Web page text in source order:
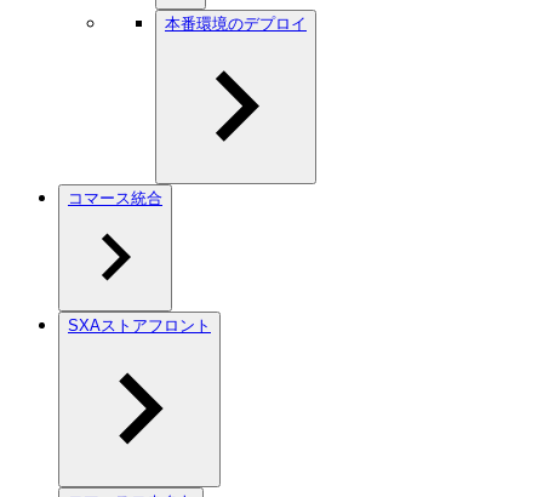
本番環境のデプロイ
コマース統合
SXAストアフロント